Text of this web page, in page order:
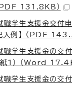
PDF 131.8KB）
職学生支援金交付
入例】 （PDF
学生支援金の交
紙1） （Word
学生支援金の交